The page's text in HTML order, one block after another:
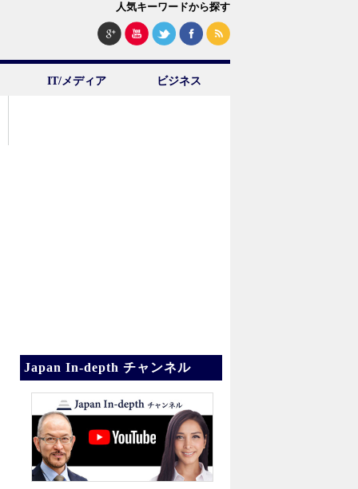
人気キーワードから探す
IT/メディア ビジネス
Japan In-depth チャンネル